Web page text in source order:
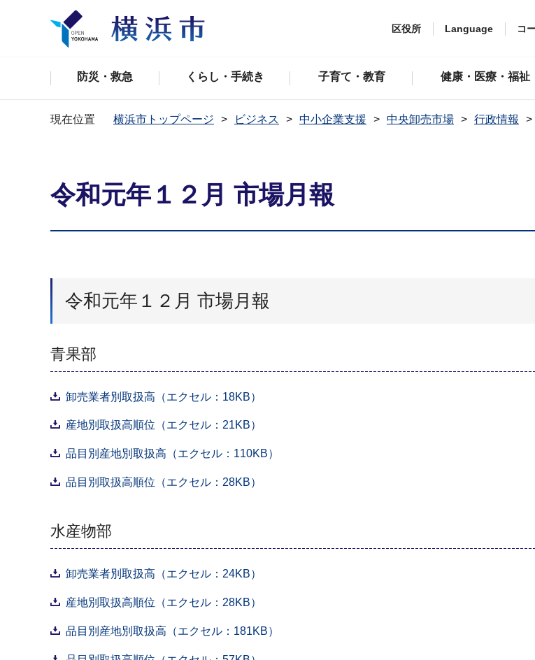
区役所 Language コ
防災・救急 くらし・手続き 子育て・教育 健康・医療・福祉
現在位置 横浜市トップページ ビジネス 中小企業支援 中央卸売市場 行政情報
令和元年１２月 市場月報
令和元年１２月 市場月報
青果部
卸売業者別取扱高（エクセル：18KB）
産地別取扱高順位（エクセル：21KB）
品目別産地別取扱高（エクセル：110KB）
品目別取扱高順位（エクセル：28KB）
水産物部
卸売業者別取扱高（エクセル：24KB）
産地別取扱高順位（エクセル：28KB）
品目別産地別取扱高（エクセル：181KB）